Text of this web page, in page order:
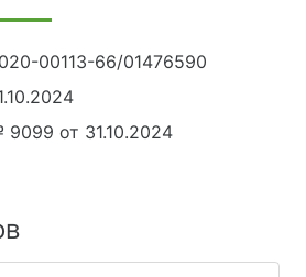
00113-66/01476590
от 31.10.2024